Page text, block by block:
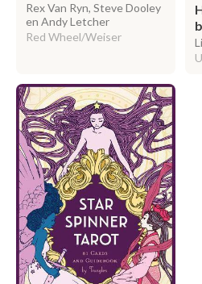
Rex Van Ryn, Steve Dooley
en Andy Letcher
Red Wheel/Weiser